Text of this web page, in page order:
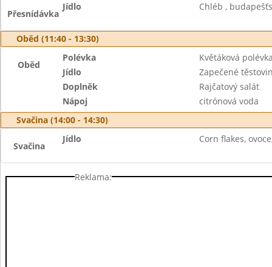
Přesnídávka
Jídlo Chléb ,
Oběd (11:40 - 13:30)
Oběd
Polévka
Květáková
Jídlo
Zapečené
Doplněk
Rajčatový salát
Nápoj
citrónová voda
Svačina (14:00 - 14:30)
Svačina
Jídlo Corn flakes,
Reklama: